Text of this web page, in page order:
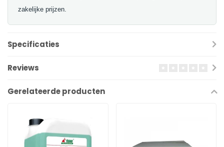
zakelijke prijzen.
Specificaties
Reviews
Gerelateerde producten